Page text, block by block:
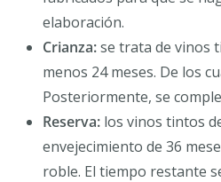
elaboración.
Crianza:se trata de vinos
menos 24 meses. De los
Posteriormente, se
Reserva: los vinos tintos
envejecimiento de 36
roble. El tiempo restante